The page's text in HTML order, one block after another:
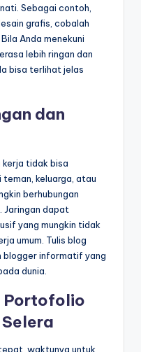
Sebagai contoh,
grafis, cobalah
Anda menekuni
lebih ringan dan
bisa terlihat jelas
dan
kerja tidak bisa
teman, keluarga, atau
berhubungan
Jaringan dapat
yang mungkin tidak
umum. Tulis blog
blogger informatif yang
dunia.
Portofolio
waktunya untuk